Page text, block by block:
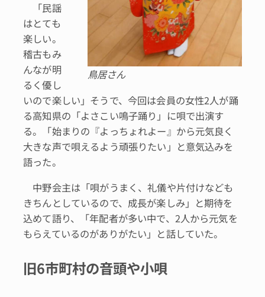
鳥居さん
「民謡
はとても
楽しい。
稽古もみ
んなが明
るく優し
いので楽しい」そうで、今回は会員の女性2人が踊
る高知県の「よさこい鳴子踊り」に唄で出演す
る。「始まりの『よっちょれよー』から元気良く
大きな声で唄えるよう頑張りたい」と意気込みを
語った。
中野会主は「唄がうまく、礼儀や片付けなども
きちんとしているので、成長が楽しみ」と期待を
込めて語り、「年配者が多い中で、2人から元気を
もらえているのがありがたい」と話していた。
旧6市町村の音頭や小唄